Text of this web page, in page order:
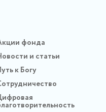
фонда
и статьи
к Богу